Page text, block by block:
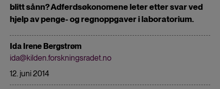
blitt sånn? Adferdsøkonomene leter etter svar ved
hjelp av penge- og regnoppgaver i laboratorium.
Ida Irene Bergstrøm
ida@kilden.forskningsradet.no
12. juni 2014